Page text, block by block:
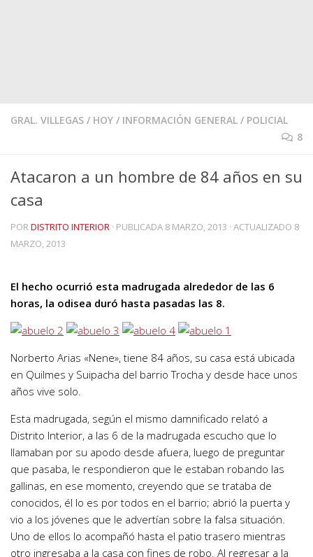
GRAL. VILLEGAS / HOY / INFORMACIÓN GENERAL / POLICIAL
8
Atacaron a un hombre de 84 años en su
casa
PORDISTRITO INTERIOR · PUBLICADA 8 MARZO, 2013 · ACTUALIZADO 8
MARZO, 2013
El hecho ocurrió esta madrugada alrededor de las 6
horas, la odisea duró hasta pasadas las 8.
Norberto Arias «Nene», tiene 84 años, su casa está ubicada
en Quilmes y Suipacha del barrio Trocha y desde hace unos
años vive solo.
Esta madrugada, según el mismo damnificado relató a
Distrito Interior, a las 6 de la madrugada escucho que lo
llamaban por su apodo desde afuera, luego de preguntar
que pasaba, le respondieron que le estaban robando las
gallinas, en ese momento, creyendo que se trataba de
conocidos, él lo es por todos en el barrio; abrió la puerta y
vio a los jóvenes que le advertían sobre la falsa situación.
Uno de ellos lo acompañó hasta el patio trasero mientras
otro ingresaba a la casa con fines de robo. Al regresar a la